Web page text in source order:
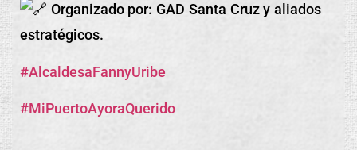
Organizado por: GAD Santa Cruz y aliados
estratégicos.
#AlcaldesaFannyUribe
#MiPuertoAyoraQuerido